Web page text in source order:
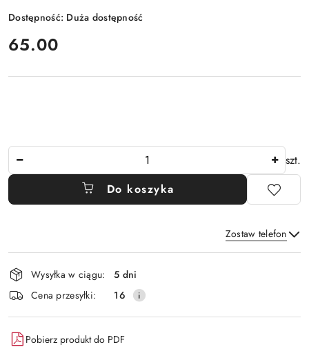
Dostępność: Duża dostępność
cena:
65.00
szt.
Do koszyka
Zostaw telefon
Wyślij
Dostępność
i
dostawa
Wysyłka w ciągu:
5 dni
Cena przesyłki:
16
Pobierz produkt do PDF